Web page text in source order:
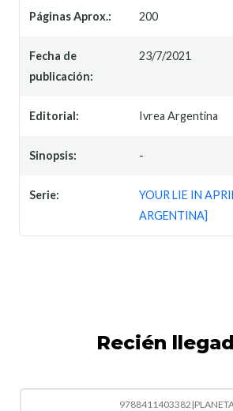
Páginas Aprox.: 200
Fecha de
publicación:
23/7/2021
Editorial: Ivrea Argentina
Sinopsis: -
Serie:
YOUR LIE IN
ARGENTINA]
Recién
9788411403382 |